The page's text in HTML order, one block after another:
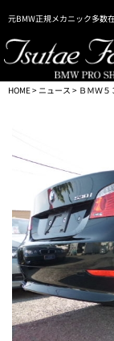
元BMW正規メカニック多数
HOME> ニュース > ＢＭＷ